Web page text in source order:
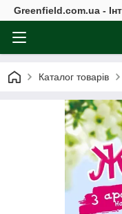
Greenfield.com.ua -
Каталог товарів